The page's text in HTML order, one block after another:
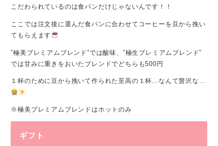
こだわられているのは食パンだけじゃないんです！！
ここでは注文後に選んだ食パンに合わせてコーヒーを豆から挽い
てもらえます
”極美プレミアムブレンド”では酸味、”極生プレミアムブレンド”
では甘みに重きをおいたブレンドでどちらも500円
１杯のために豆から挽いて作られた至高の１杯…なんて贅沢な…
※極美プレミアムブレンドはホットのみ
ギフト